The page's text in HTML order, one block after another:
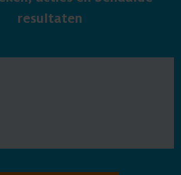
resultaten